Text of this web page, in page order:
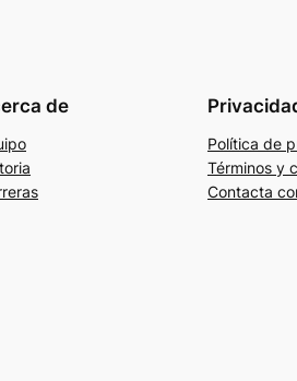
de
Política de
Términos y
Contacta